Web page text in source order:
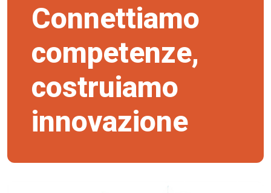
Connettiamo
competenze,
costruiamo
innovazione